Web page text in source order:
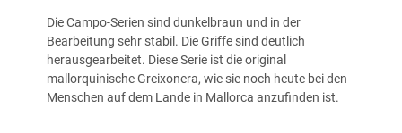
Die Campo-Serien sind dunkelbraun und in der
Bearbeitung sehr stabil. Die Griffe sind deutlich
herausgearbeitet. Diese Serie ist die original
mallorquinische Greixonera, wie sie noch heute bei den
Menschen auf dem Lande in Mallorca anzufinden ist.